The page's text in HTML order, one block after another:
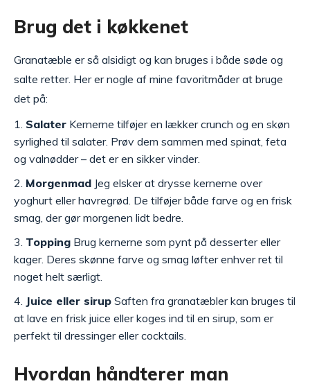
Brug det i køkkenet
Granatæble er så alsidigt og kan bruges i både søde og
salte retter. Her er nogle af mine favoritmåder at bruge
det på:
Salater Kernerne tilføjer en lækker crunch og en skøn
syrlighed til salater. Prøv dem sammen med spinat, feta
og valnødder – det er en sikker vinder.
Morgenmad Jeg elsker at drysse kernerne over
yoghurt eller havregrød. De tilføjer både farve og en frisk
smag, der gør morgenen lidt bedre.
Topping Brug kernerne som pynt på desserter eller
kager. Deres skønne farve og smag løfter enhver ret til
noget helt særligt.
Juice eller sirup Saften fra granatæbler kan bruges til
at lave en frisk juice eller koges ind til en sirup, som er
perfekt til dressinger eller cocktails.
Hvordan håndterer man